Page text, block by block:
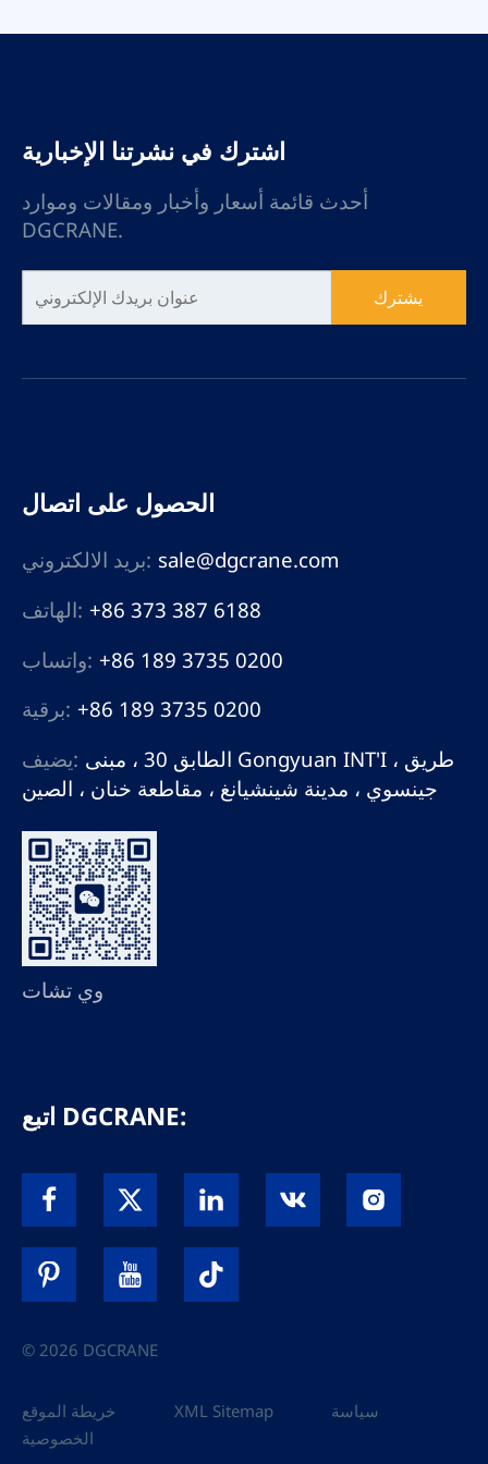
اشترك في نشرتنا الإخبارية
أحدث قائمة أسعار وأخبار ومقالات وموارد
DGCRANE.
يشترك
الحصول على اتصال
بريد الالكتروني: sale@dgcrane.com
الهاتف: +86 373 387 6188
واتساب: +86 189 3735 0200
برقية: +86 189 3735 0200
يضيف: الطابق 30 ، مبنى Gongyuan INT'I ، طريق
جينسوي ، مدينة شينشيانغ ، مقاطعة خنان ، الصين
وي تشات
اتبع DGCRANE:
© 2026 DGCRANE
خريطة الموقع XML Sitemap
سياسة
الخصوصية